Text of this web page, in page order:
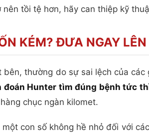
tồi tệ hơn, hãy can thiệp kỹ
KÉM? ĐƯA NGAY
thường do sự sai lệch của
đoán Hunter tìm đúng bệnh tức
chục ngàn kilomet.
con số không hề nhỏ đối với